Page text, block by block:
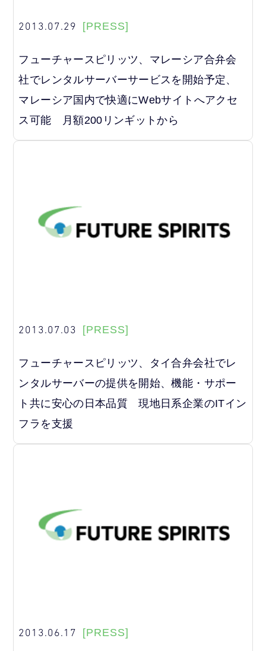
2013.07.29 [PRESS]
フューチャースピリッツ、マレーシア合弁会
社でレンタルサーバーサービスを開始予定、
マレーシア国内で快適にWebサイトへアクセ
ス可能 月額200リンギットから
2013.07.03 [PRESS]
フューチャースピリッツ、タイ合弁会社でレ
ンタルサーバーの提供を開始、機能・サポー
ト共に安心の日本品質 現地日系企業のITイン
フラを支援
2013.06.17 [PRESS]